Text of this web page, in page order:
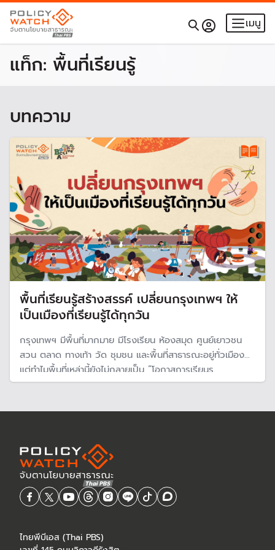
เมนู
แท็ก: พื้นที่เรียนรู้
บทความ
พื้นที่เรียนรู้สร้างสรรค์ เปลี่ยนกรุงเทพฯ ให้
เป็นเมืองที่เรียนรู้ได้ทุกวัน
กรุงเทพฯ มีพื้นที่มากมาย มีโรงเรียน ห้องสมุด ศูนย์เยาวชน
สวน ตลาด ทางเท้า วัด ชุมชน และพื้นที่สาธารณะอยู่ทั่วเมือง
แต่ทำไมพื้นที่เหล่านี้ยังไม่กลายเป็น “โอกาสการเรียนร
ไทยพีบีเอส (Thai PBS)